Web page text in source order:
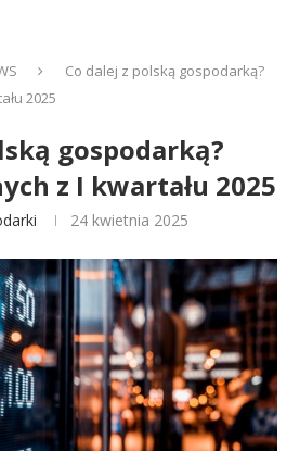
Co dalej z polską gospodarką?
2025
gospodarką?
z I kwartału 2025
24 kwietnia 2025